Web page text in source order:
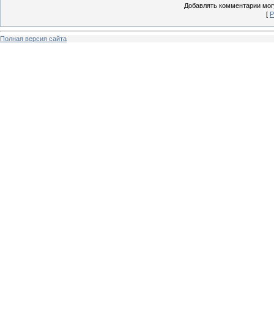
Добавлять комментарии
[
Полная версия сайта